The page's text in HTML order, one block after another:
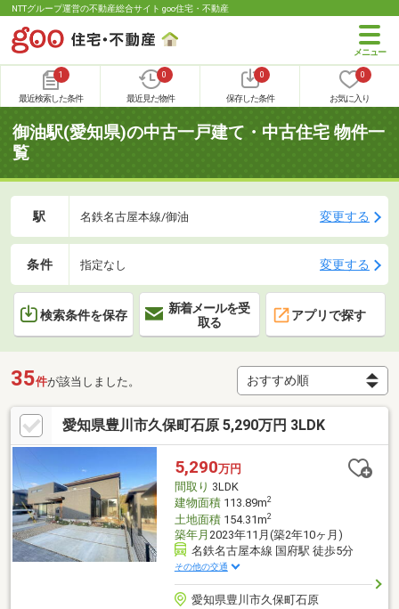
NTTグループ運営の不動産総合サイト goo住宅・不動産
1
最近検索した条件
0
最近見た物件
0
保存した条件
0
お気に入り
御油駅(愛知県)の中古一戸建て・中古住宅 物件一
覧
駅 名鉄名古屋本線/御油 変更する
条件 指定なし 変更する
検索条件を保存
新着メールを受
取る
アプリで探す
35件が該当しました。
愛知県豊川市久保町石原 5,290万円 3LDK
5,290万円
間取り 3LDK
建物面積113.89m2
土地面積154.31m2
築年月 2023年11月(築2年10ヶ月)
名鉄名古屋本線 国府駅 徒歩5分
その他の交通
愛知県豊川市久保町石原